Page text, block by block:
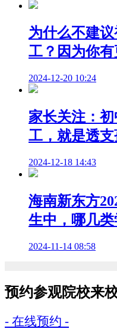
为什么不建
工？因为你有
2024-12-20 10:24
家长关注：
工，就是透
2024-12-18 14:43
海南新东方
生中，哪几
2024-11-14 08:58
预约参观院校来
- 在线预约 -